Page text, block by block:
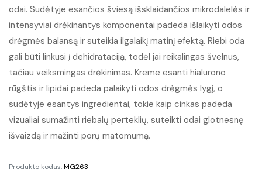
odai. Sudėtyje esančios šviesą išsklaidančios mikrodalelės ir
intensyviai drėkinantys komponentai padeda išlaikyti odos
drėgmės balansą ir suteikia ilgalaikį matinį efektą. Riebi oda
gali būti linkusi į dehidrataciją, todėl jai reikalingas švelnus,
tačiau veiksmingas drėkinimas. Kreme esanti hialurono
rūgštis ir lipidai padeda palaikyti odos drėgmės lygį, o
sudėtyje esantys ingredientai, tokie kaip cinkas padeda
vizualiai sumažinti riebalų perteklių, suteikti odai glotnesnę
išvaizdą ir mažinti porų matomumą.
Produkto kodas:MG263